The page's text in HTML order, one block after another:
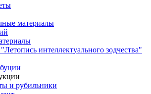
материалы
интеллектуального зодчества"
и рубильники